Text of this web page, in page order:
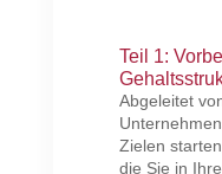
Teil 1:
Abgeleitet
Zielen
die Sie in